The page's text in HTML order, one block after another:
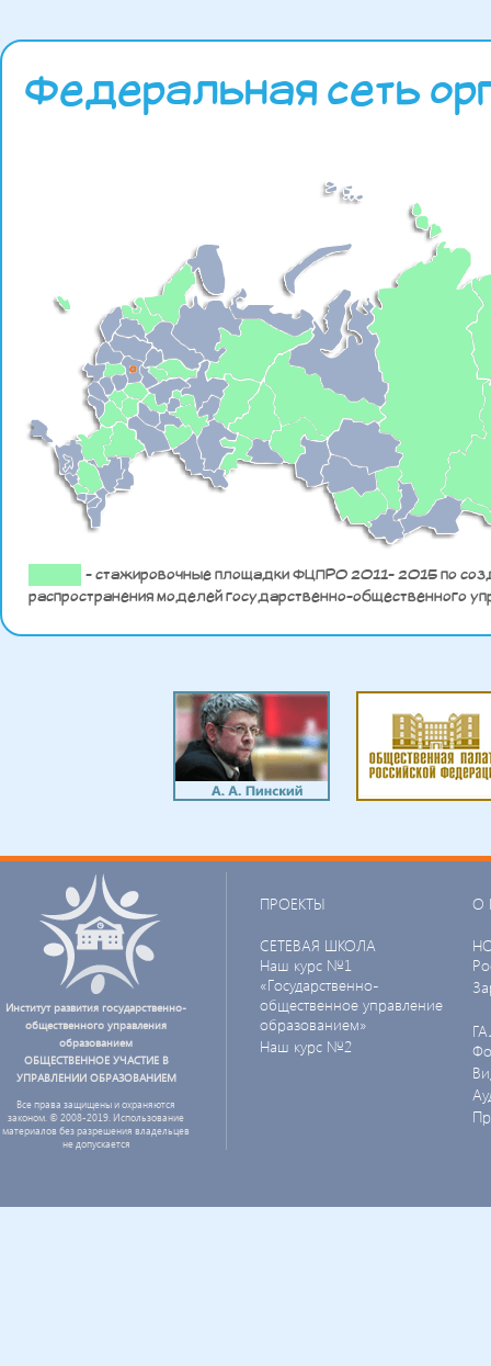
Федеральная сеть
- стажировочные площадки ФЦПРО 2011- 2015 по
распространения моделей государственно-общественного
Институт развития государственно-
общественного управления
образованием
ОБЩЕСТВЕННОЕ УЧАСТИЕ В
УПРАВЛЕНИИ ОБРАЗОВАНИЕМ
Все права защищены и охраняются
законом. © 2008-2019. Использование
материалов без разрешения владельцев
не допускается
ПРОЕКТЫ
СЕТЕВАЯ ШКОЛА
Наш курс №1
«Государственно-
общественное управление
образованием»
Наш курс №2
О